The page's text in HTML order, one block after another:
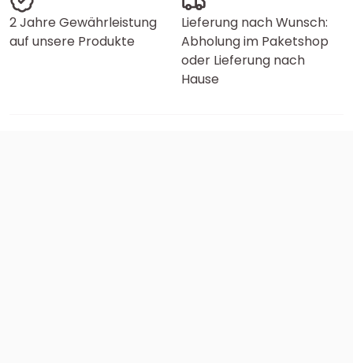
2 Jahre Gewährleistung
auf unsere Produkte
Lieferung nach Wunsch:
Abholung im Paketshop
oder Lieferung nach
Hause